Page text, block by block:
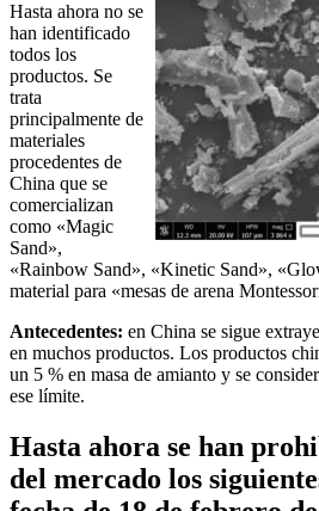
Hasta ahora no se
han identificado
todos los
productos. Se
trata
principalmente de
materiales
procedentes de
China que se
comercializan
como «Magic
Sand»,
«Rainbow Sand», «Kinetic Sand»,
material para «mesas de arena
Antecedentes: en China se sigue
en muchos productos. Los productos
un 5 % en masa de amianto y se
ese límite.
Hasta ahora se han
del mercado los